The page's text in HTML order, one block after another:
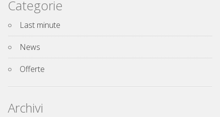
Categorie
Last minute
News
Offerte
Archivi